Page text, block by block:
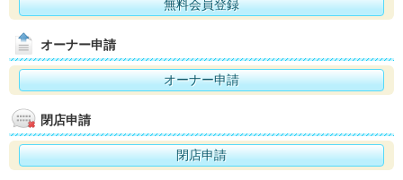
無料会員登録
オーナー申請
オーナー申請
閉店申請
閉店申請